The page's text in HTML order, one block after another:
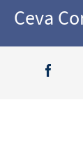
Ceva